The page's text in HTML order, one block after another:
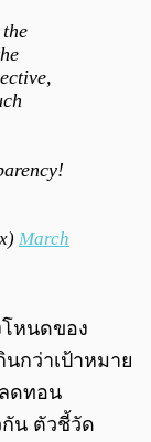
March
โหนดของ
นกว่าเป้าหมาย
ดทอน
น ตัวชี้วัด